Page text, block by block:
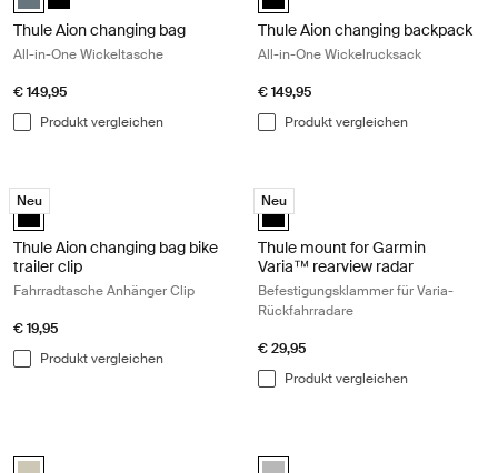
Thule Aion changing bag
All-in-One Wickeltasche
€ 149,95
Produkt vergleichen
Thule Aion changing backpack
All-in-One Wickelrucksack
€ 149,95
Produkt vergleichen
Thule Aion changing bag bike trailer clip Fahrradtasche Anhänger Clip
Neu
Thule Aion changing bag bike trailer clip Schwarz (selected)
Thule Aion changing bag bike
trailer clip
Fahrradtasche Anhänger Clip
€ 19,95
Produkt vergleichen
Thule mount for Garmin Varia™
Neu
Thule mount for Garmin Varia™
Thule mount for Garmin
Varia™ rearview radar
Befestigungsklammer für Varia-
Rückfahrradare
€ 29,95
Produkt vergleichen
Thule sun and wind tarp Soft Beige (selected)Thule Chariot seat liner Hellgrau